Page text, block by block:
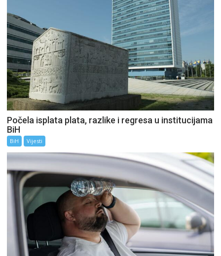
Počela isplata plata, razlike i regresa u institucijama
BiH
BiH Vijesti